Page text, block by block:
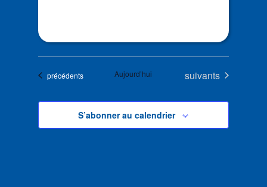
Évènements
précédents Aujourd’hui Évènements
suivants
S’abonner au calendrier